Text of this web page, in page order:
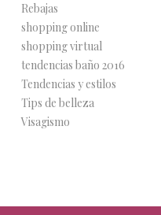
Rebajas
shopping online
shopping virtual
tendencias baño 2016
Tendencias y estilos
Tips de belleza
Visagismo